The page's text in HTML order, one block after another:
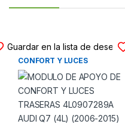
Guardar en la lista de deseos
MODULO DE APOYO DE
CONFORT Y LUCES
TRASERAS 4L0907289A
AUDI Q7 (4L) (2006-2015)